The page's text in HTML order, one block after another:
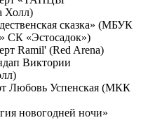
сказка» (МБУК
СК «Эстосадок»)
Ramil' (Red Arena)
Виктории
Любовь Успенская (МКК
новогодней ночи»